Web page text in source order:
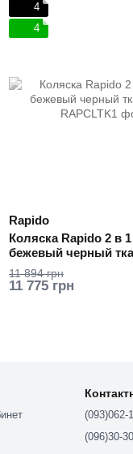
4
4
Rapido
Коляска Rapido 2 в
бежевый черный
11 894 грн
11 775 грн
(093)062-
(096)30-